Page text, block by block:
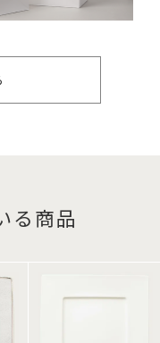
る商品